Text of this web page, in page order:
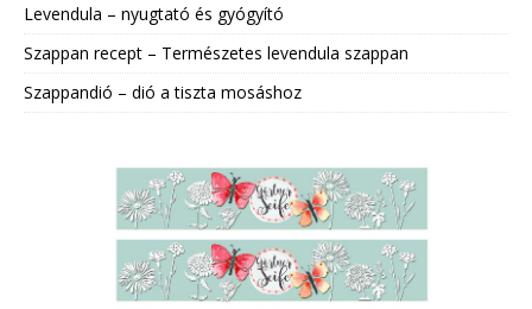
Levendula – nyugtató és gyógyító
Szappan recept – Természetes levendula szappan
Szappandió – dió a tiszta mosáshoz